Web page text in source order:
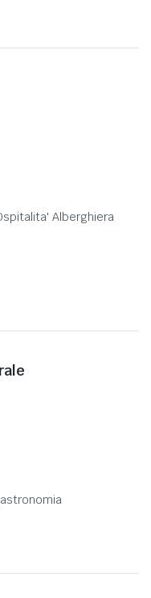
Alberghiera